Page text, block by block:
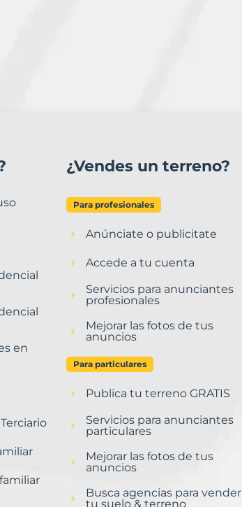
en
¿Vendes un terreno?
Para profesionales
Anúnciate o publicitate
Accede a tu cuenta
Servicios para anunciantes
profesionales
Mejorar las fotos de tus
anuncios
Para particulares
Publica tu terreno GRATIS
Servicios para anunciantes
particulares
Mejorar las fotos de tus
anuncios
Busca agencias para vender
tu suelo & terreno